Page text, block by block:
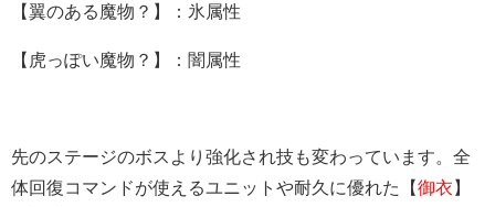
【翼のある魔物？】：氷属性
【虎っぽい魔物？】：闇属性
先のステージのボスより強化され技も変わっています。全
体回復コマンドが使えるユニットや耐久に優れた【御衣 】